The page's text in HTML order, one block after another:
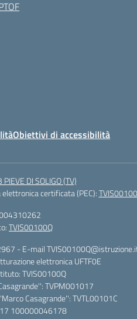
Obiettivi di accessibilità
DI SOLIGO (TV)
elettronica certificata (PEC):
TVIS00100Q
- E-mail
elettronica UFTF0E
TVIS00100Q
TVPM001017
''Marco Casagrande'': TVTL00101C
100000046178